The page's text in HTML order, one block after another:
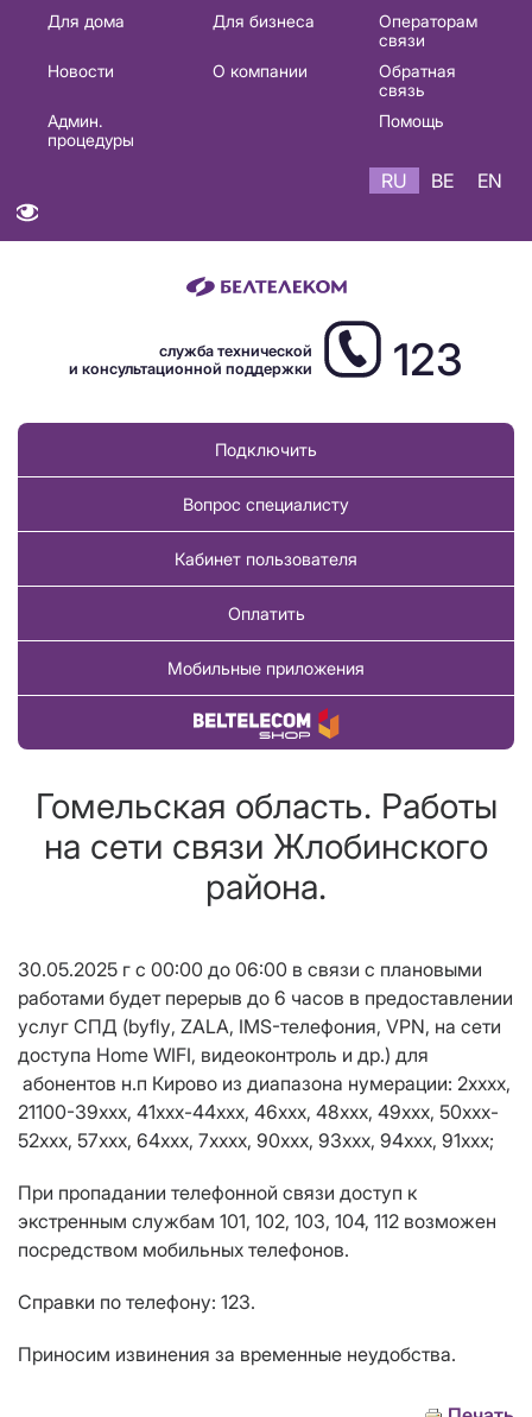
Основная
навигация
Для дома Для бизнеса
Операторам
связи
Новости
О компании
Обратная
связь
Админ.
процедуры
Помощь
RU BE EN
служба технической
и консультационной поддержки
123
Подключить
Вопрос специалисту
Кабинет пользователя
Оплатить
Мобильные приложения
Купить товар
Гомельская область. Работы
на сети связи Жлобинского
района.
30.05.2025 г с 00:00 до 06:00 в связи с плановыми
работами будет перерыв до 6 часов в предоставлении
услуг СПД (byfly, ZALA, IMS-телефония, VPN, на сети
доступа Home WIFI, видеоконтроль и др.) для
абонентов н.п Кирово из диапазона нумерации: 2хххх,
21100-39ххх, 41xxx-44ххх, 46xxх, 48xxx, 49xxx, 50xxx-
52xxx, 57ххх, 64xxx, 7хxxx, 90ххх, 93xxx, 94xxx, 91ххх;
При пропадании телефонной связи доступ к
экстренным службам 101, 102, 103, 104, 112 возможен
посредством мобильных телефонов.
Справки по телефону: 123.
Приносим извинения за временные неудобства.